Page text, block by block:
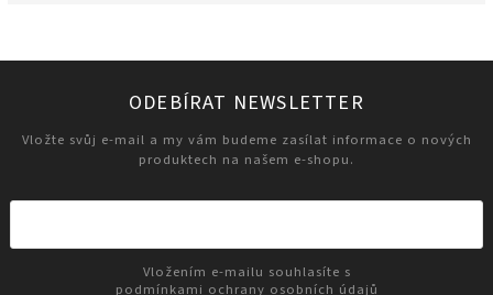
ODEBÍRAT NEWSLETTER
Vložte svůj e-mail a my vám budeme zasílat informace o nových
produktech na našem e-shopu.
podmínkami ochrany osobních údajů